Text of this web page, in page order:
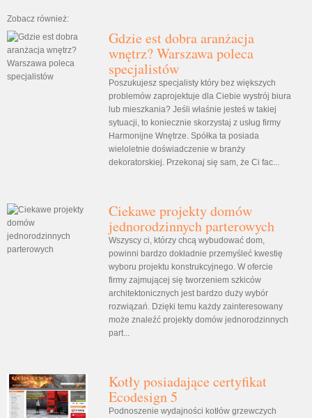
Zobacz również:
Gdzie est dobra aranżacja
wnętrz? Warszawa poleca
specjalistów
Poszukujesz specjalisty który bez większych
problemów zaprojektuje dla Ciebie wystrój biura
lub mieszkania? Jeśli właśnie jesteś w takiej
sytuacji, to koniecznie skorzystaj z usług firmy
Harmonijne Wnętrze. Spółka ta posiada
wieloletnie doświadczenie w branży
dekoratorskiej. Przekonaj się sam, że Ci fac...
Ciekawe projekty domów
jednorodzinnych parterowych
Wszyscy ci, którzy chcą wybudować dom,
powinni bardzo dokładnie przemyśleć kwestię
wyboru projektu konstrukcyjnego. W ofercie
firmy zajmującej się tworzeniem szkiców
architektonicznych jest bardzo duży wybór
rozwiązań. Dzięki temu każdy zainteresowany
może znaleźć projekty domów jednorodzinnych
part...
Kotły posiadające certyfikat
Ecodesign 5
Podnoszenie wydajności kotłów grzewczych